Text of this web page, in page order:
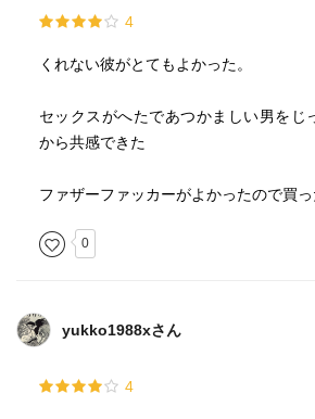
4
くれない彼がとてもよかった。
セックスがへたであつかましい男をじ
から共感できた
ファザーファッカーがよかったので買っ
0
yukko1988xさん
4